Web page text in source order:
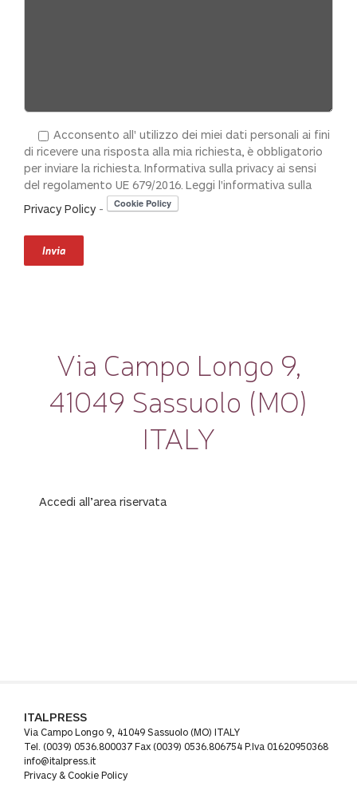
Acconsento all' utilizzo dei miei dati personali ai fini
di ricevere una risposta alla mia richiesta, è obbligatorio
per inviare la richiesta. Informativa sulla privacy ai sensi
del regolamento UE 679/2016. Leggi l'informativa sulla
Privacy Policy -
Via Campo Longo 9,
41049 Sassuolo (MO)
ITALY
Accedi all’area riservata
ITALPRESS
Via Campo Longo 9, 41049 Sassuolo (MO) ITALY
Tel. (0039) 0536.800037 Fax (0039) 0536.806754 P.Iva 01620950368
info@italpress.it
Privacy & Cookie Policy